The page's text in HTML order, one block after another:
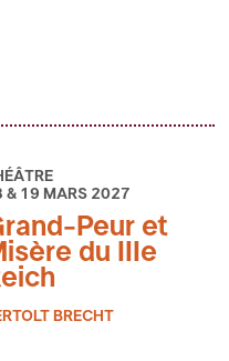
& 19 MARS 2027
Peur et
du IIIe
BRECHT